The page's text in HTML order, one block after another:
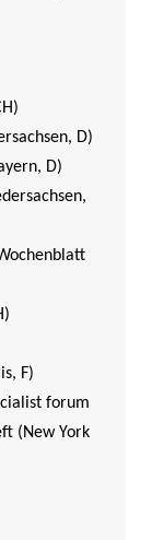
D)
D)
F)
forum
(New York